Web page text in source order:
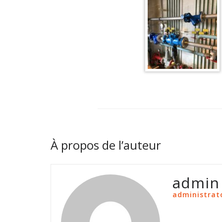
À propos de l’auteur
admin